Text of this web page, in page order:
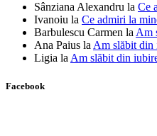
Sânziana Alexandru la Ce
Ivanoiu la Ce admiri la
Barbulescu Carmen laAm
Ana Paius laAm slăbit din
Ligia laAm slăbit din
Facebook